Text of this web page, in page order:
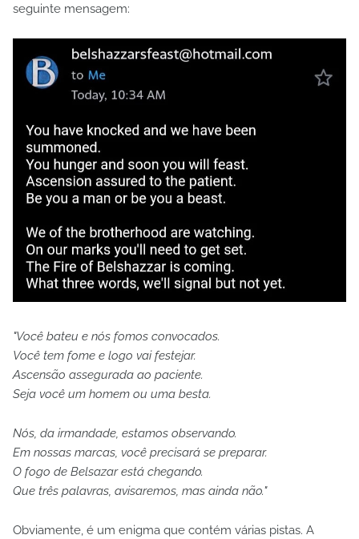
seguinte mensagem:
"Você bateu e nós fomos convocados.
Você tem fome e logo vai festejar.
Ascensão assegurada ao paciente.
Seja você um homem ou uma besta.
Nós, da irmandade, estamos observando.
Em nossas marcas, você precisará se preparar.
O fogo de Belsazar está chegando.
Que três palavras, avisaremos, mas ainda não."
Obviamente, é um enigma que contém várias pistas. A